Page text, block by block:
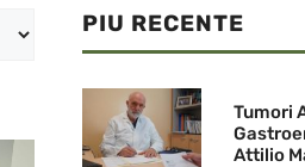
PIU RECENTE
Tumori
Attilio